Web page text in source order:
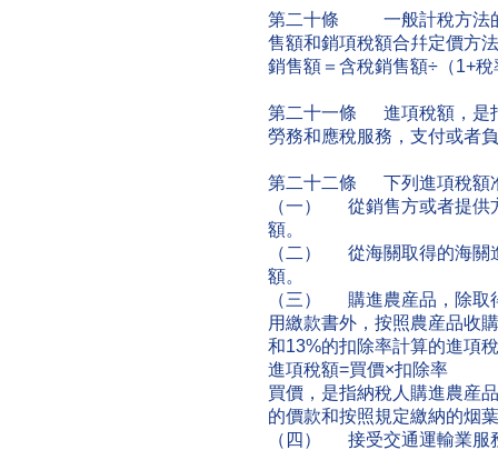
第二十條 一般計稅方法的
售額和銷項稅額合幷定價方
銷售額＝含稅銷售額÷（1+稅
第二十一條 進項稅額，是
勞務和應稅服務，支付或者
第二十二條 下列進項稅額
（一） 從銷售方或者提供
額。
（二） 從海關取得的海關
額。
（三） 購進農産品，除取
用繳款書外，按照農産品收
和13%的扣除率計算的進項
進項稅額=買價×扣除率
買價，是指納稅人購進農産
的價款和按照規定繳納的烟
（四） 接受交通運輸業服